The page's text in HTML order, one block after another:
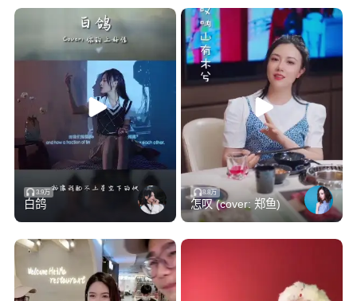
不知该和谁分享
我有一个装满星星的口袋
悄悄打开它在夏日的夜晚
那是等到整片森林都入睡后
属于我自己的小秘密
3.9万
白鸽
8.8万
怎叹 (cover: 郑鱼)